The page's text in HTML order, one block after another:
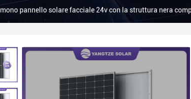
mono pannello solare facciale 24v con la struttura nera